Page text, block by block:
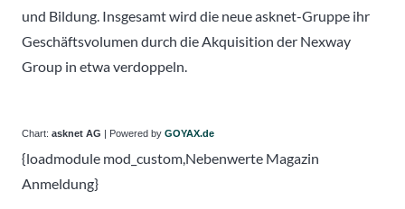
und Bildung. Insgesamt wird die neue asknet-Gruppe ihr
Geschäftsvolumen durch die Akquisition der Nexway
Group in etwa verdoppeln.
Chart: asknet AG | Powered by GOYAX.de
{loadmodule mod_custom,Nebenwerte Magazin
Anmeldung}